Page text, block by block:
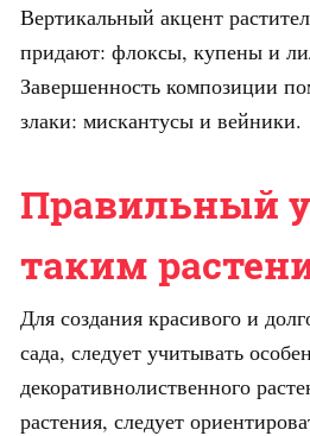
Вертикальный акцент
придают: флоксы, купены и
Завершенность композиции
злаки: мискантусы и вейники.
Правильный
таким
Для создания красивого и
сада, следует учитывать
декоративнолиственного
растения, следует